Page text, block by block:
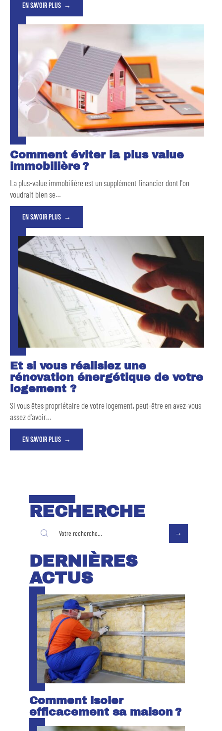
EN SAVOIR PLUS
Comment éviter la plus value
immobilière ?
La plus-value immobilière est un supplément financier dont l'on
voudrait bien se…
EN SAVOIR PLUS
Et si vous réalisiez une
rénovation énergétique de votre
logement ?
Si vous êtes propriétaire de votre logement, peut-être en avez-vous
assez d'avoir…
EN SAVOIR PLUS
RECHERCHE
DERNIÈRES
ACTUS
Comment isoler
efficacement sa maison ?